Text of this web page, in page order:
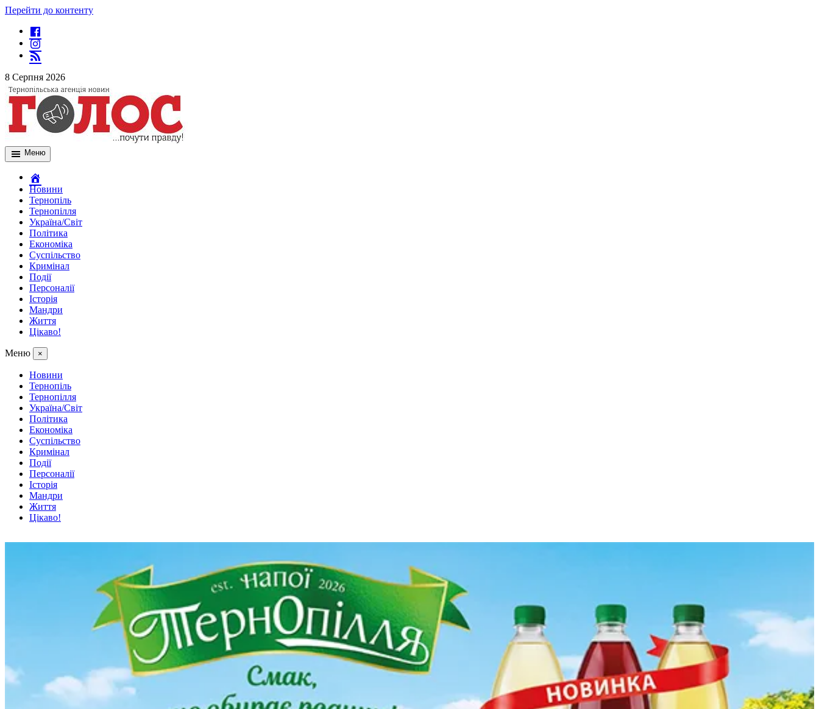
Перейти до контенту
8 Серпня 2026
Меню
Новини
Тернопіль
Тернопілля
Україна/Світ
Політика
Економіка
Суспільство
Кримінал
Події
Персоналії
Історія
Мандри
Життя
Цікаво!
Меню ×
Новини
Тернопіль
Тернопілля
Україна/Світ
Політика
Економіка
Суспільство
Кримінал
Події
Персоналії
Історія
Мандри
Життя
Цікаво!